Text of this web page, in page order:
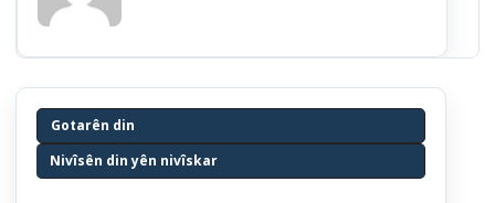
Gotarên din
Nivîsên din yên nivîskar